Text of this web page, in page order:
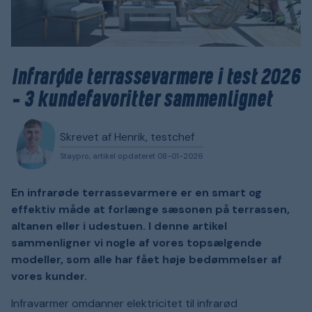
Infrarøde terrassevarmere i test 2026
– 3 kundefavoritter sammenlignet
Skrevet af Henrik, testchef
Staypro, artikel opdateret 08-01-2026
En infrarøde terrassevarmere er en smart og
effektiv måde at forlænge sæsonen på terrassen,
altanen eller i udestuen. I denne artikel
sammenligner vi nogle af vores topsælgende
modeller, som alle har fået høje bedømmelser af
vores kunder.
Infravarmer omdanner elektricitet til infrarød